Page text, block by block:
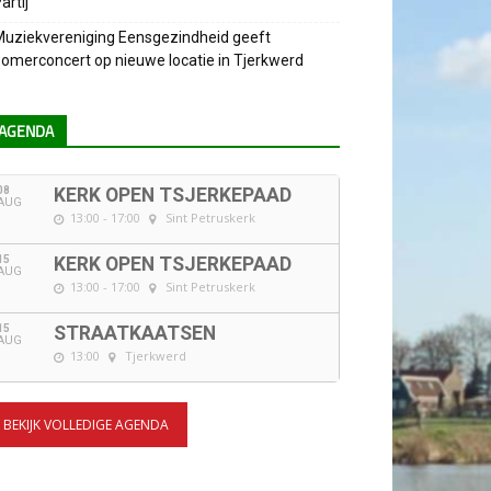
Eensgezindheid geeft
op nieuwe locatie in Tjerkwerd
KERK OPEN TSJERKEPAAD
13:00 - 17:00 Sint Petruskerk
KERK OPEN TSJERKEPAAD
13:00 - 17:00 Sint Petruskerk
STRAATKAATSEN
13:00 Tjerkwerd
BEKIJK VOLLEDIGE AGENDA